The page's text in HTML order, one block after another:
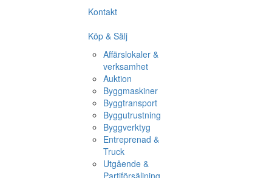
Kontakt
Köp & Sälj
Affärslokaler &
verksamhet
Auktion
Byggmaskiner
Byggtransport
Byggutrustning
Byggverktyg
Entreprenad &
Truck
Utgående &
Partiförsäljning